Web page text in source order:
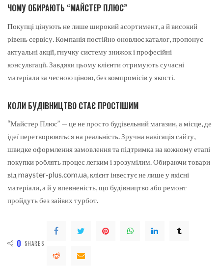
ЧОМУ ОБИРАЮТЬ “МАЙСТЕР ПЛЮС”
Покупці цінують не лише широкий асортимент, а й високий
рівень сервісу. Компанія постійно оновлює каталог, пропонує
актуальні акції, гнучку систему знижок і професійні
консультації. Завдяки цьому клієнти отримують сучасні
матеріали за чесною ціною, без компромісів у якості.
КОЛИ БУДІВНИЦТВО СТАЄ ПРОСТІШИМ
“Майстер Плюс” — це не просто будівельний магазин, а місце, де
ідеї перетворюються на реальність. Зручна навігація сайту,
швидке оформлення замовлення та підтримка на кожному етапі
покупки роблять процес легким і зрозумілим. Обираючи товари
від mayster-plus.com.ua, клієнт інвестує не лише у якісні
матеріали, а й у впевненість, що будівництво або ремонт
пройдуть без зайвих турбот.
0 SHARES